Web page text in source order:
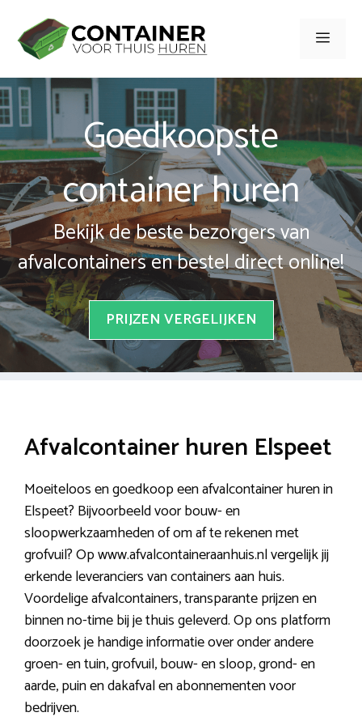
naar
inhoud
Menu
Goedkoopste
container huren
Bekijk de beste bezorgers van
afvalcontainers en bestel direct online!
PRIJZEN VERGELIJKEN
Afvalcontainer huren Elspeet
Moeiteloos en goedkoop een afvalcontainer huren in
Elspeet? Bijvoorbeeld voor bouw- en
sloopwerkzaamheden of om af te rekenen met
grofvuil? Op www.afvalcontaineraanhuis.nl vergelijk jij
erkende leveranciers van containers aan huis.
Voordelige afvalcontainers, transparante prijzen en
binnen no-time bij je thuis geleverd. Op ons platform
doorzoek je handige informatie over onder andere
groen- en tuin, grofvuil, bouw- en sloop, grond- en
aarde, puin en dakafval en abonnementen voor
bedrijven.